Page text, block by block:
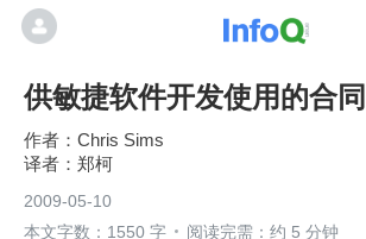
供敏捷软件开发使用的合同
Chris Sims
郑柯
2009-05-10
本文字数：1550 字
阅读完需：约 5 分钟